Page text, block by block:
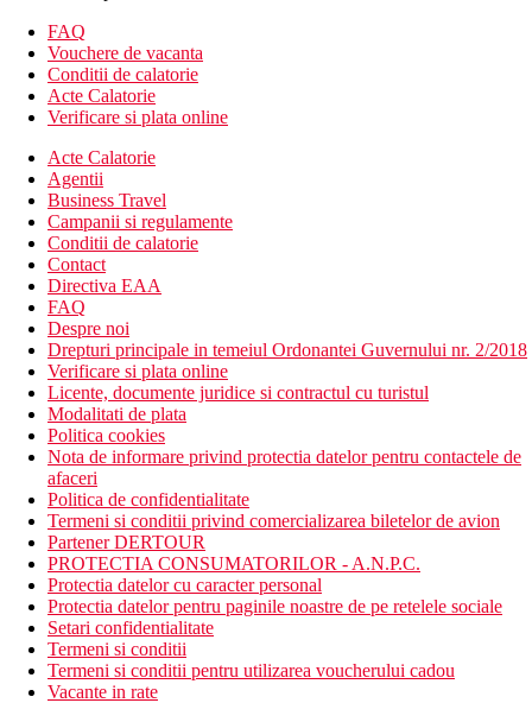
masa, cca 85 m2
Camere duble pentru persoane cu dizabilitati la cerere
Descrierea hotelului
Un total de 328 de camere pe o suprafata de 32.000 m2
hol de intrare cu receptie
restaurant principal
3 restaurante a la carte (italian, pescaresc si turcesc - toate
contra cost cu rezervare obligatorie)
5 baruri (Centru point, The Bistro, bar pe plaja, bar la
piscina, bar The Zone), cafea Starbucks (gratuit), 2 snack-
2 piscine exterioare (relaxare si cu activitati), piscina
pentru copii, parc acvatic pentru adulti si copii
sezlonguri si umbrele gratuite la piscina
mica biblioteca
parcare (gratuita)
servicii de spalatorie (contra cost)
room service (contra cost)
servicii de coafor (contra cost)
servicii de fotograf (contra cost)
servicii de asistenta sau medic (contra cost)
Descrierea plajei
Plaja cu nisip
intrare treptata in mare chiar langa hotel
bar pe plaja ca parte a Ultra All Inclusive
sezlonguri si umbrele gratuite
Activitati sportive gratuite
FAQ
Vouchere de vacanta
Conditii de calatorie
Acte Calatorie
Verificare si plata online
Acte Calatorie
Agentii
Business Travel
Campanii si regulamente
Conditii de calatorie
Contact
Directiva EAA
FAQ
Despre noi
Drepturi principale in temeiul Ordonantei Guvernului nr. 2/2018
Verificare si plata online
Licente, documente juridice si contractul cu turistul
Modalitati de plata
Politica cookies
Nota de informare privind protectia datelor pentru contactele de
afaceri
Politica de confidentialitate
Termeni si conditii privind comercializarea biletelor de avion
Partener DERTOUR
PROTECTIA CONSUMATORILOR - A.N.P.C.
Protectia datelor cu caracter personal
Protectia datelor pentru paginile noastre de pe retelele sociale
Setari confidentialitate
Termeni si conditii
Termeni si conditii pentru utilizarea voucherului cadou
Vacante in rate